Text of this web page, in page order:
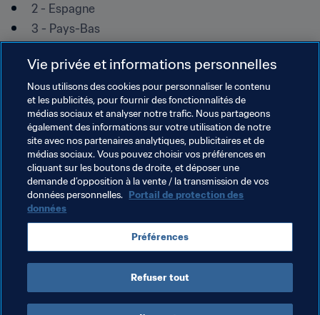
2 - Espagne
3 - Pays-Bas
5 - Italie
6 - Suède, Norvège
8 - Égypte, Grande-Bretagne, Danemark,
Luxembourg, Yougoslavie, Grèce, Tchécoslovaquie
Thèmes en lien
Belgium
Vie privée et informations personnelles
Nous utilisons des cookies pour personnaliser le contenu
et les publicités, pour fournir des fonctionnalités de
médias sociaux et analyser notre trafic. Nous partageons
également des informations sur votre utilisation de notre
site avec nos partenaires analytiques, publicitaires et de
médias sociaux. Vous pouvez choisir vos préférences en
cliquant sur les boutons de droite, et déposer une
demande d’opposition à la vente / la transmission de vos
données personnelles. Portail de protection des
données
Préférences
Refuser tout